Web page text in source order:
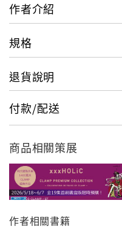
作者介紹
規格
退貨說明
付款/配送
商品相關策展
作者相關書籍